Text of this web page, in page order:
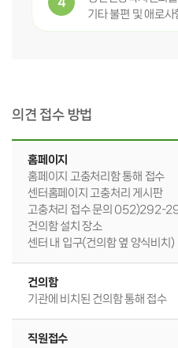
기타 불편 및 애로사
의견 접수 방법
홈페이지
홈페이지 고충처리함 통해 접수
센터홈페이지 고충처리 게시판
고충처리 접수 문의 052)292-
건의함 설치 장소
센터 내 입구(건의함 옆 양식비치)
건의함
기관에 비치된 건의함 통해 접수
직원접수